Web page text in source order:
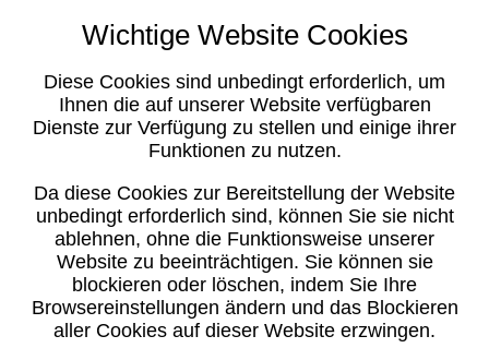
Wichtige Website Cookies
Diese Cookies sind unbedingt erforderlich, um
Ihnen die auf unserer Website verfügbaren
Dienste zur Verfügung zu stellen und einige ihrer
Funktionen zu nutzen.
Da diese Cookies zur Bereitstellung der Website
unbedingt erforderlich sind, können Sie sie nicht
ablehnen, ohne die Funktionsweise unserer
Website zu beeinträchtigen. Sie können sie
blockieren oder löschen, indem Sie Ihre
Browsereinstellungen ändern und das Blockieren
aller Cookies auf dieser Website erzwingen.